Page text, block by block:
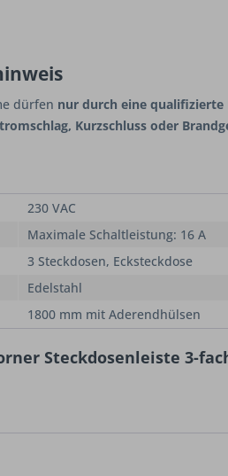
dürfen nur durch eine
Kurzschluss oder
230 VAC
Maximale Schaltleistung: 16 A
3 Steckdosen, Ecksteckdose
Edelstahl
1800 mm mit Aderendhülsen
Steckdosenleiste 3-